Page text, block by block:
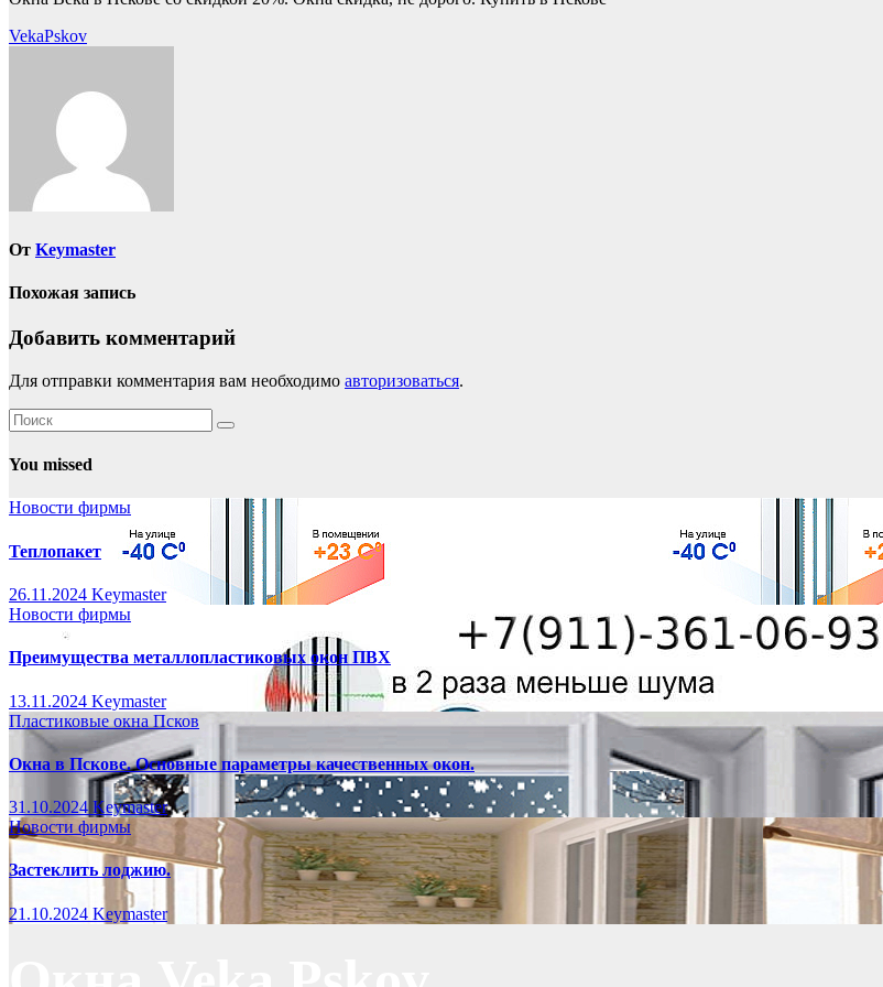
Навигация
записям
VekaPskov
От Keymaster
Похожая запись
Добавить комментарий
Для отправки комментария вам необходимо авторизоваться.
You missed
Новости фирмы
Теплопакет
26.11.2024 Keymaster
Новости фирмы
Преимущества металлопластиковых окон ПВХ
13.11.2024 Keymaster
Пластиковые окна Псков
Окна в Пскове. Основные параметры качественных окон.
31.10.2024 Keymaster
Новости фирмы
Застеклить лоджию.
21.10.2024 Keymaster